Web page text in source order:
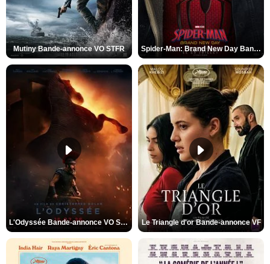
Mutiny Bande-annonce VO STFR Spider-Man: Brand New Day Bande-annonce VO STFR
L'Odyssée Bande-annonce VO STFR Le Triangle d'or Bande-annonce VF